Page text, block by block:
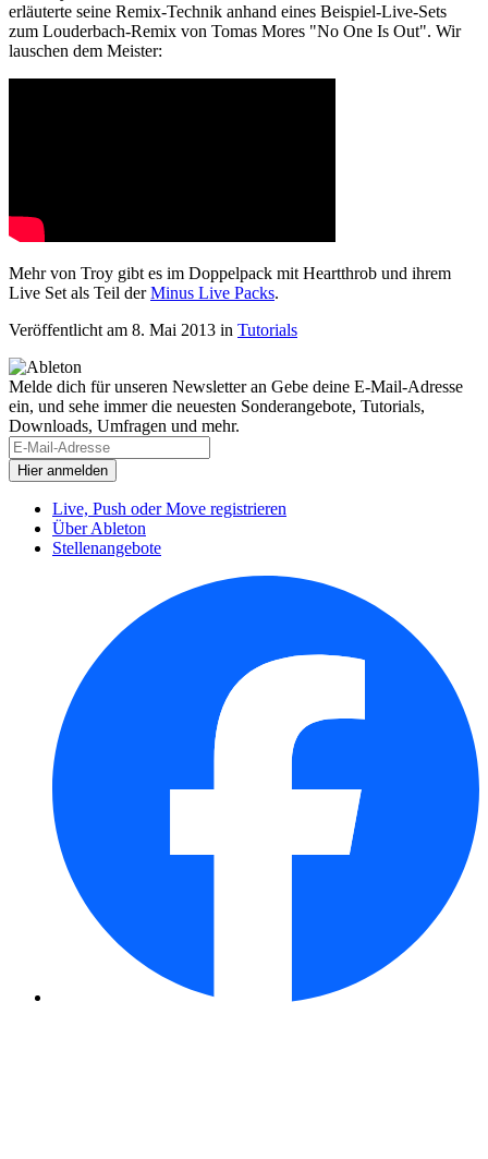
erläuterte seine Remix-Technik anhand eines Beispiel-Live-Sets
zum Louderbach-Remix von Tomas Mores "No One Is Out". Wir
lauschen dem Meister:
Mehr von Troy gibt es im Doppelpack mit Heartthrob und ihrem
Live Set als Teil derMinus Live Packs.
Veröffentlicht am 8. Mai 2013 in Tutorials
Melde dich für unseren Newsletter an Gebe deine E-Mail-Adresse
ein, und sehe immer die neuesten Sonderangebote, Tutorials,
Downloads, Umfragen und mehr.
Live, Push oder Move registrieren
Über Ableton
Stellenangebote